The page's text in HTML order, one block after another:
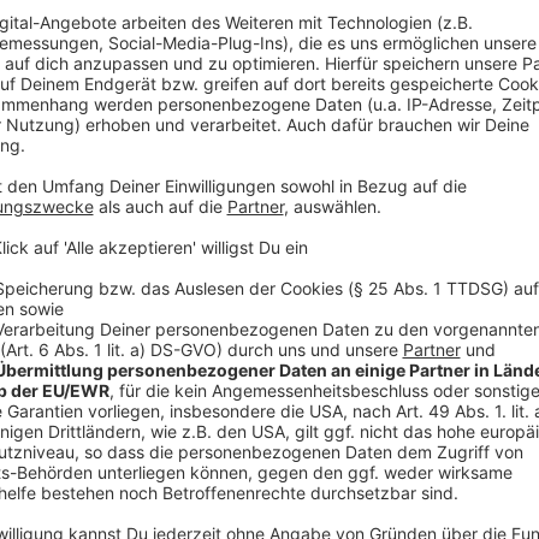
Stefan Giebel, Linke
Christian Kriegeskotte, SPD
Hörstel
David Ostholthoff, SPD
Hopsten
Ludger Kleine-Harmeyer, CDU
Frank Stegemann, SPD, FDP, UWG, Grüne